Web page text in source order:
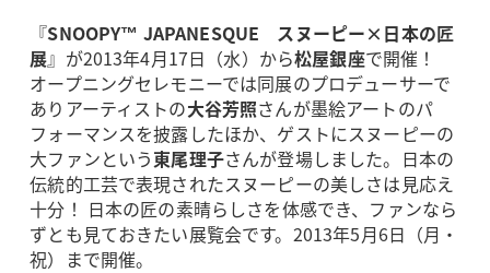
『SNOOPY™ JAPANESQUE スヌーピー×日本の匠
展』が2013年4月17日（水）から松屋銀座で開催！
オープニングセレモニーでは同展のプロデューサーで
ありアーティストの大谷芳照さんが墨絵アートのパ
フォーマンスを披露したほか、ゲストにスヌーピーの
大ファンという東尾理子さんが登場しました。日本の
伝統的工芸で表現されたスヌーピーの美しさは見応え
十分！ 日本の匠の素晴らしさを体感でき、ファンなら
ずとも見ておきたい展覧会です。2013年5月6日（月・
祝）まで開催。